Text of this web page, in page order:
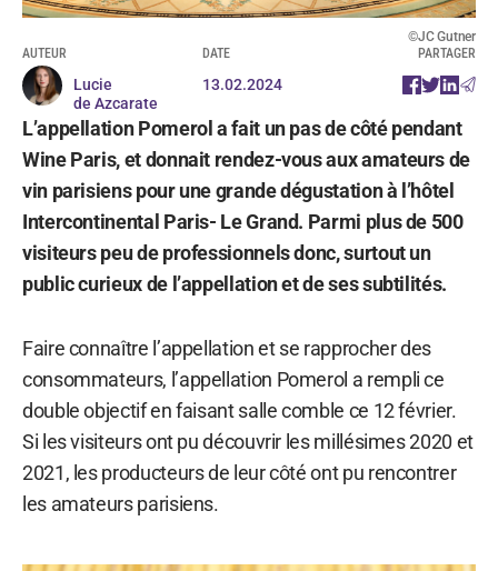
©JC Gutner
AUTEUR
Lucie
de Azcarate
DATE
13.02.2024
PARTAGER
L’appellation Pomerol a fait un pas de côté pendant
Wine Paris, et donnait rendez-vous aux amateurs de
vin parisiens pour une grande dégustation à l’hôtel
Intercontinental Paris- Le Grand. Parmi plus de 500
visiteurs peu de professionnels donc, surtout un
public curieux de l’appellation et de ses subtilités.
Faire connaître l’appellation et se rapprocher des
consommateurs, l’appellation Pomerol a rempli ce
double objectif en faisant salle comble ce 12 février.
Si les visiteurs ont pu découvrir les millésimes 2020 et
2021, les producteurs de leur côté ont pu rencontrer
les amateurs parisiens.